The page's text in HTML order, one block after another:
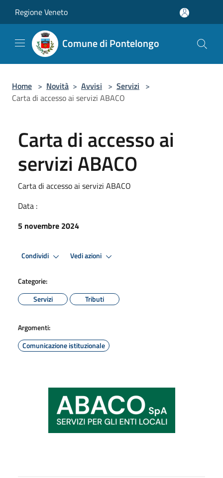
Regione Veneto
Comune di Pontelongo
Home > Novità > Avvisi > Servizi >
Carta di accesso ai servizi ABACO
Carta di accesso ai
servizi ABACO
Carta di accesso ai servizi ABACO
Data :
5 novembre 2024
Condividi Vedi azioni
Categorie:
Servizi
Tributi
Argomenti:
Comunicazione istituzionale